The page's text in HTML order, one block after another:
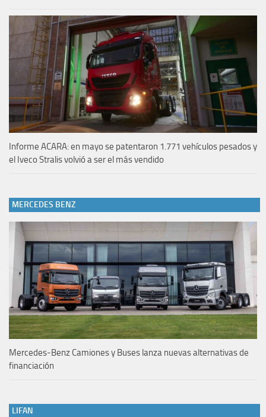
Informe ACARA: en mayo se patentaron 1.771 vehículos pesados y
el Iveco Stralis volvió a ser el más vendido
MERCEDES BENZ
Mercedes-Benz Camiones y Buses lanza nuevas alternativas de
financiación
LIFAN